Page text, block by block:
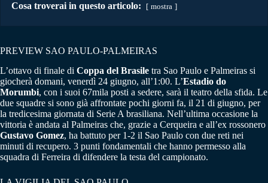
Cosa troverai in questo articolo: mostra
PREVIEW SAO PAULO-PALMEIRAS
L’ottavo di finale di Coppa del Brasile tra Sao Paulo e Palmeiras si
giocherà domani, venerdì 24 giugno, all’1:00. L’Estadio do
Morumbi, con i suoi 67mila posti a sedere, sarà il teatro della sfida. Le
due squadre si sono già affrontate pochi giorni fa, il 21 di giugno, per
la tredicesima giornata di Serie A brasiliana. Nell’ultima occasione la
vittoria è andata al Palmeiras che, grazie a Cerqueira e all’ex rossonero
Gustavo Gomez, ha battuto per 1-2 il Sao Paulo con due reti nei
minuti di recupero. 3 punti fondamentali che hanno permesso alla
squadra di Ferreira di difendere la testa del campionato.